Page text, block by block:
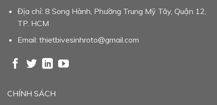
Địa chỉ: 8 Song Hành, Phường Trung Mỹ Tây, Quận 12,
TP. HCM
Email: thietbivesinhroto@gmail.com
CHÍNH SÁCH